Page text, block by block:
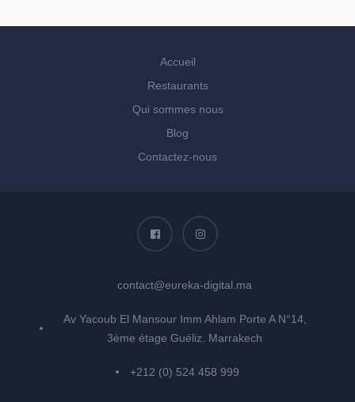
Accueil
Restaurants
Qui sommes nous
Blog
Contactez-nous
contact@eureka-digital.ma
Av Yacoub El Mansour Imm Ahlam Porte A N°14,
3ème étage Guéliz. Marrakech
+212 (0) 524 458 999